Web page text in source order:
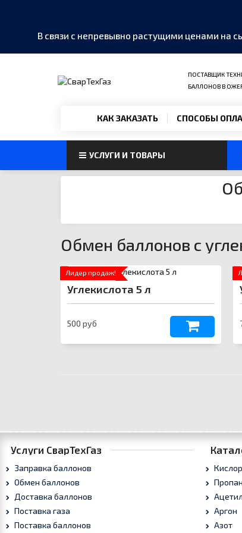
В связи с непревывно растущими ценами на
ПОСТАВЩИК
БАЛЛОНОВ В
КАК ЗАКАЗАТЬ СПОСОБЫ
УСЛУГИ И ТОВАРЫ
Обмен баллонов с
Лидер продаж!
Углекислота 5 л
500 руб
Услуги СварТехГаз
Заправка баллонов
Обмен баллонов
Доставка баллонов
Поставка газа
Поставка баллонов
Пропан
Аргон
Азот
Написать в мессенджер ›
@SvarTehGaz
+7 985 999-40-01
Email
svartehgazru@yandex.ru